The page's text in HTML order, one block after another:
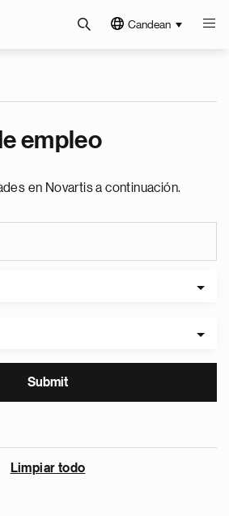
Candean
empleo
en Novartis a continuación.
Limpiar todo